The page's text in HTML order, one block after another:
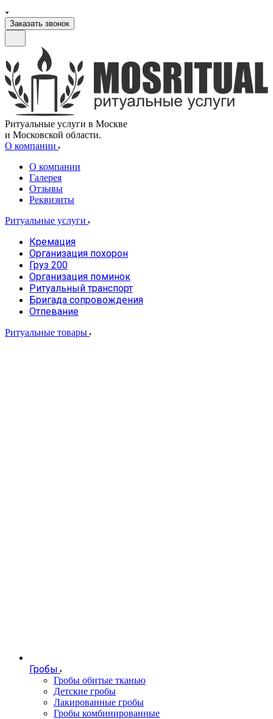
Заказать звонок
Ритуальные услуги в Москве
и Московской области.
О компании
О компании
Галерея
Отзывы
Реквизиты
Ритуальные услуги
Кремация
Организация похорон
Груз 200
Организация поминок
Ритуальный транспорт
Бригада сопровождения
Отпевание
Ритуальные товары
Гробы
Гробы обитые тканью
Детские гробы
Лакированные гробы
Гробы комбинированные